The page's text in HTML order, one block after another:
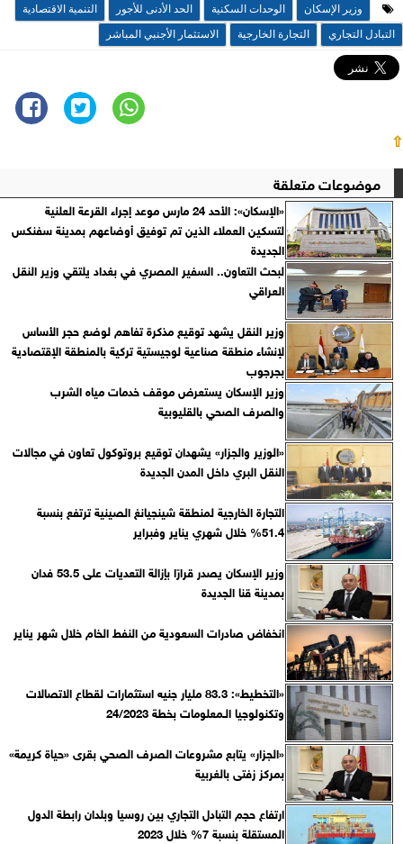
وزير الإسكان الوحدات السكنية الحد الأدنى للأجور
التنمية الاقتصادية
التبادل التجاري
التجارة الخارجية الاستثمار الأجنبي المباشر
⇧
موضوعات متعلقة
«الإسكان»: الأحد 24 مارس موعد إجراء القرعة العلنية
لتسكين العملاء الذين تم توفيق أوضاعهم بمدينة سفنكس
الجديدة
لبحث التعاون.. السفير المصري في بغداد يلتقي وزير النقل
العراقي
وزير النقل يشهد توقيع مذكرة تفاهم لوضع حجر الأساس
لإنشاء منطقة صناعية لوجيستية تركية بالمنطقة الإقتصادية
بجرجوب
وزير الإسكان يستعرض موقف خدمات مياه الشرب
والصرف الصحي بالقليوبية
«الوزير والجزار» يشهدان توقيع بروتوكول تعاون في مجالات
النقل البري داخل المدن الجديدة
التجارة الخارجية لمنطقة شينجيانغ الصينية ترتفع بنسبة
51.4% خلال شهري يناير وفبراير
وزير الإسكان يصدر قرارًا بإزالة التعديات على 53.5 فدان
بمدينة قنا الجديدة
انخفاض صادرات السعودية من النفط الخام خلال شهر يناير
«التخطيط»: 83.3 مليار جنيه استثمارات لقطاع الاتصالات
وتكنولوجيا الـمعلومات بخطة 24/2023
«الجزار» يتابع مشروعات الصرف الصحي بقرى «حياة كريمة»
بمركز زفتى بالغربية
ارتفاع حجم التبادل التجاري بين روسيا وبلدان رابطة الدول
المستقلة بنسبة 7% خلال 2023